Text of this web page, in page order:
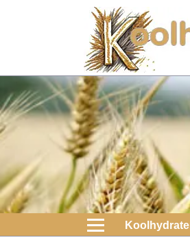
Koolhydraten
Nieuws
Koolhydraatarme diëten
Boeken
koolhydraatarme diëten